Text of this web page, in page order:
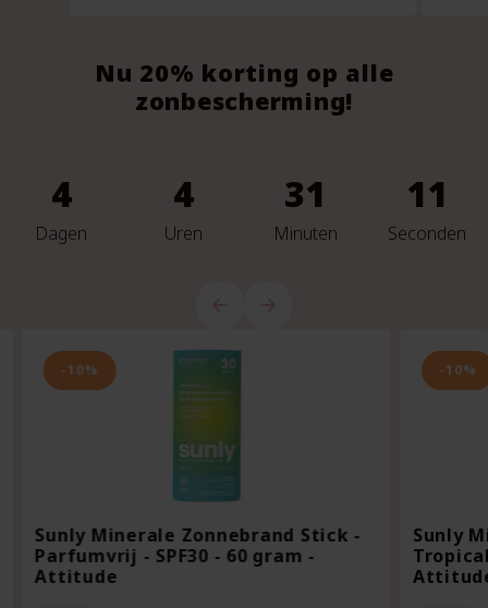
Nu 20% korting op alle
zonbescherming!
4
Dagen
4
Uren
31
Minuten
9
Seconden
-10%
Sunly Minerale Zonnebrand Stick -
Parfumvrij - SPF30 - 60 gram -
Attitude
-10%
Sunly